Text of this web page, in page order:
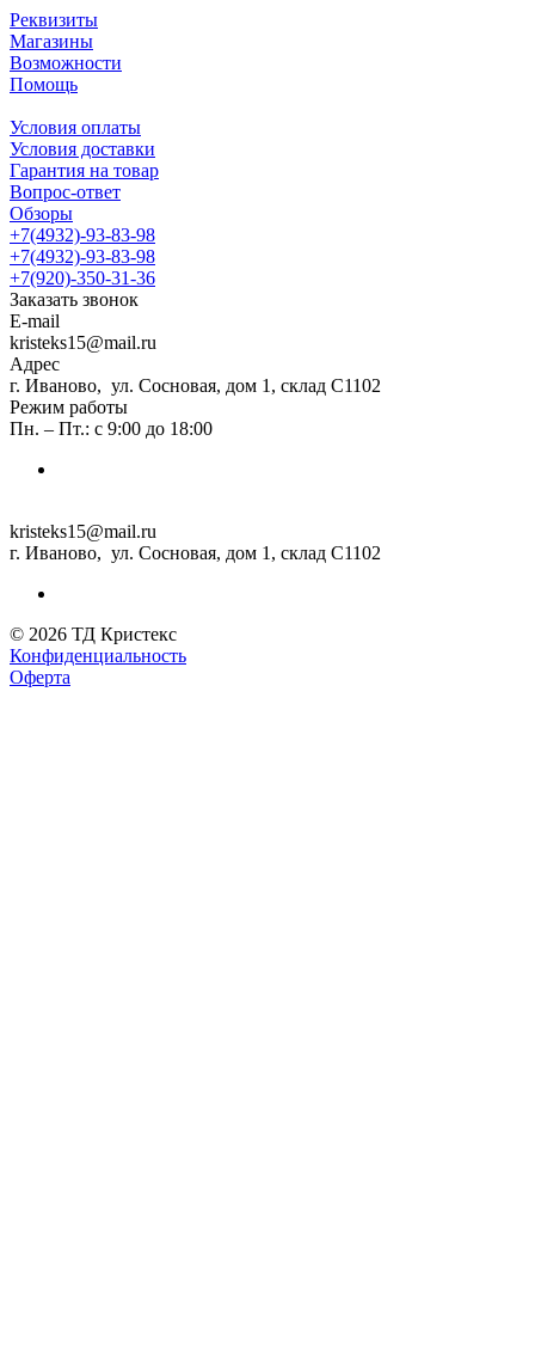
Реквизиты
Магазины
Возможности
Помощь
Условия оплаты
Условия доставки
Гарантия на товар
Вопрос-ответ
Обзоры
+7(4932)-93-83-98
+7(4932)-93-83-98
+7(920)-350-31-36
Заказать звонок
E-mail
kristeks15@mail.ru
Адрес
г. Иваново, ул. Сосновая, дом 1, склад С1102
Режим работы
Пн. – Пт.: с 9:00 до 18:00
kristeks15@mail.ru
г. Иваново, ул. Сосновая, дом 1, склад С1102
© 2026 ТД Кристекс
Конфиденциальность
Оферта